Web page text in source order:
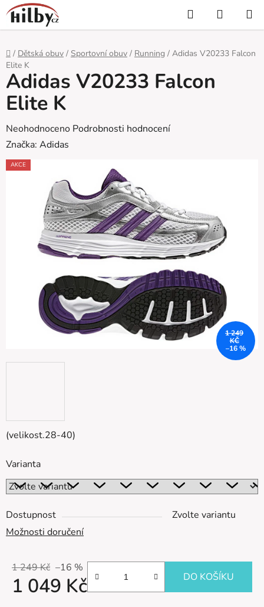
Přejít
na
obsah
Hledat
KOŠÍK
Domů
/ Dětská obuv / Sportovní obuv / Running / Adidas V20233 Falcon
Elite K
(velikost.28-40)
Varianta
Dostupnost
Zvolte variantu
Možnosti doručení
1 249 Kč –16 %
1 049 Kč DO KOŠÍKU
Adidas V20233 Falcon
Elite K
Průměrné
hodnocení
produktu
hvězdiček.
Neohodnoceno Podrobnosti hodnocení
Značka: Adidas
AKCE
1 249
KČ
–16 %